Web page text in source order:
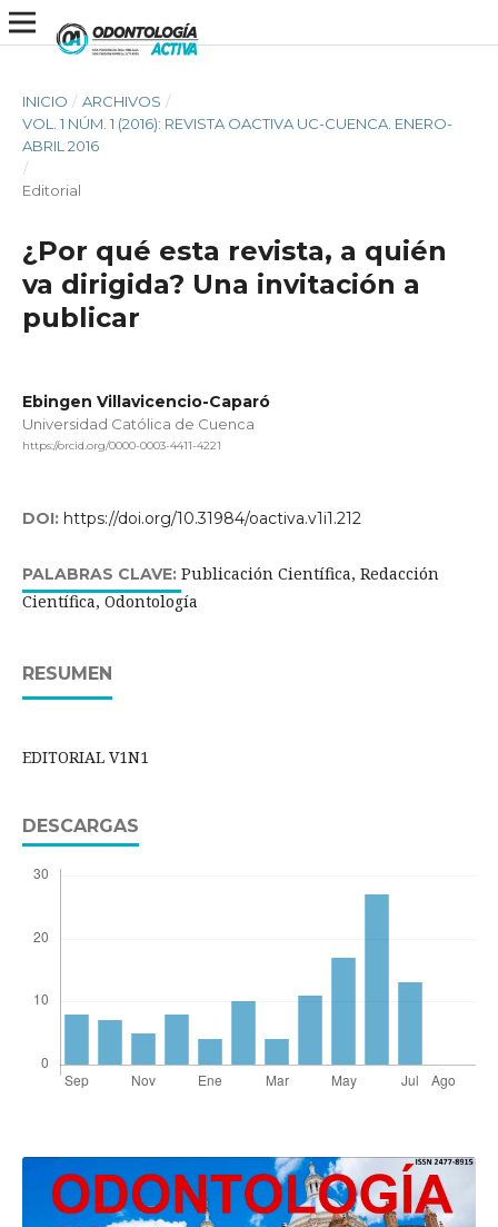
INICIO / ARCHIVOS /
VOL. 1 NÚM. 1 (2016): REVISTA OACTIVA UC-CUENCA. ENERO-
ABRIL 2016
/
Editorial
¿Por qué esta revista, a quién
va dirigida? Una invitación a
publicar
Ebingen Villavicencio-Caparó
Universidad Católica de Cuenca
https://orcid.org/0000-0003-4411-4221
DOI: https://doi.org/10.31984/oactiva.v1i1.212
PALABRAS CLAVE: Publicación Científica, Redacción
Científica, Odontología
RESUMEN
EDITORIAL V1N1
DESCARGAS